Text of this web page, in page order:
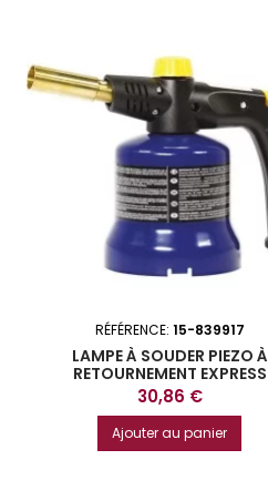
RÉFÉRENCE: 15-839917
LAMPE À SOUDER PIEZO À
RETOURNEMENT EXPRESS
Prix
30,86 €
Ajouter au panier